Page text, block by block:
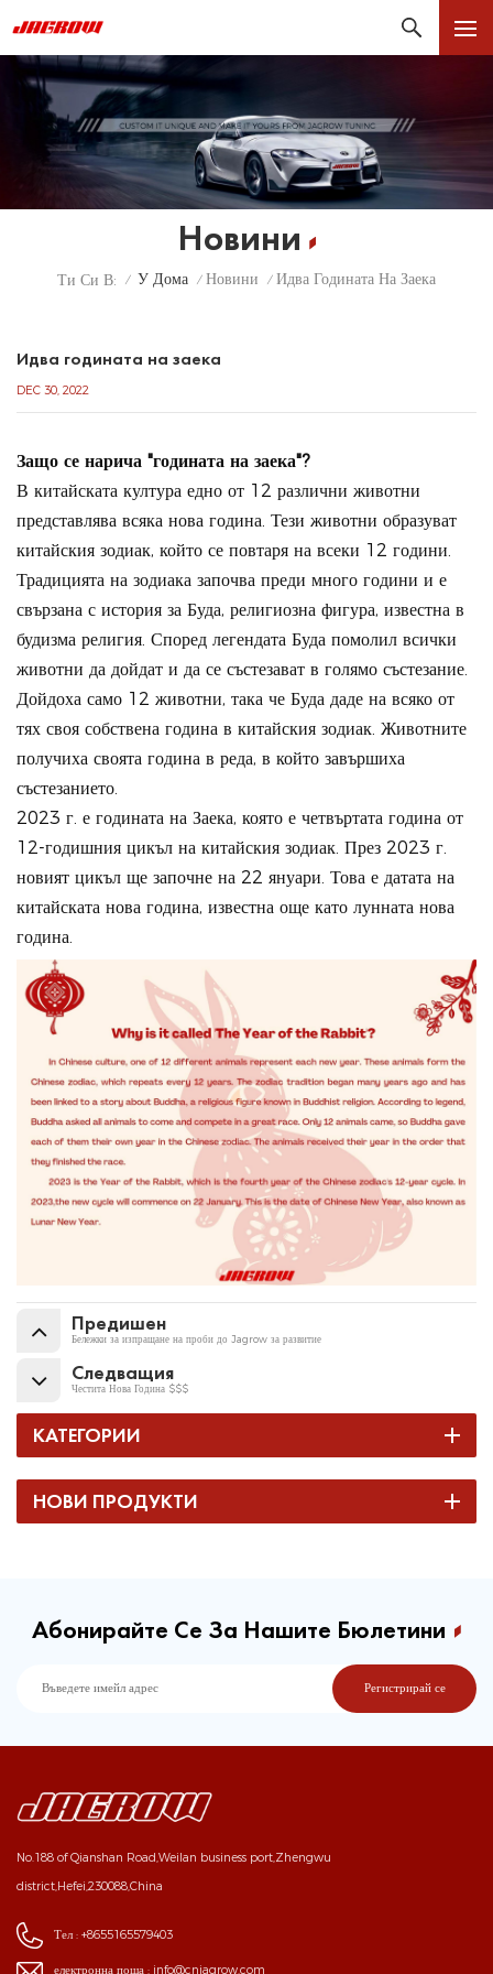
Новини
Ти Си В: / У Дома / Новини / Идва Годината На Заека
Идва годината на заека
DEC 30, 2022
Защо се нарича "годината на заека"?
В китайската култура едно от 12 различни животни
представлява всяка нова година. Тези животни образуват
китайския зодиак, който се повтаря на всеки 12 години.
Традицията на зодиака започва преди много години и е
свързана с история за Буда, религиозна фигура, известна в
будизма религия. Според легендата Буда помолил всички
животни да дойдат и да се състезават в голямо състезание.
Дойдоха само 12 животни, така че Буда даде на всяко от
тях своя собствена година в китайския зодиак. Животните
получиха своята година в реда, в който завършиха
състезанието.
2023 г. е годината на Заека, която е четвъртата година от
12-годишния цикъл на китайския зодиак. През 2023 г.
новият цикъл ще започне на 22 януари. Това е датата на
китайската нова година, известна още като лунната нова
година.
Предишен
Бележки за изпращане на проби до Jagrow за развитие
Следващия
Честита Нова Година $$$
КАТЕГОРИИ
НОВИ ПРОДУКТИ
Абонирайте Се За Нашите Бюлетини
No.188 of Qianshan Road,Weilan business port,Zhengwu
district,Hefei,230088,China
Тел : +8655165579403
електронна поща : info@cnjagrow.com